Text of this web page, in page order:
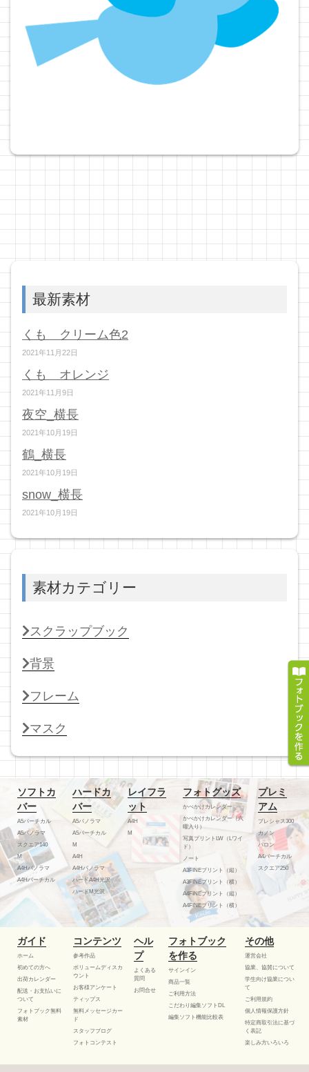
最新素材
くも クリーム色2
2021年11月22日
くも オレンジ
2021年11月9日
夜空_横長
2021年10月19日
鶴_横長
2021年10月19日
snow_横長
2021年10月19日
素材カテゴリー
スクラップブック
背景
フレーム
マスク
ソフトカ
バー
A5バーチカル
A5パノラマ
スクエア140
M
A4Hパノラマ
A4Hバーチカル
ハードカ
バー
A5パノラマ
A5バーチカル
M
A4H
A4Hパノラマ
ハードA4H光沢
ハードM光沢
レイフラ
ット
A4H
M
フォトグッズ
かべかけカレンダー
かべかけカレンダー（六
曜入り）
写真プリントLW（Lワイ
ド）
ノート
A3FINEプリント（縦）
A3FINEプリント（横）
A4FINEプリント（縦）
A4FINEプリント（横）
プレミ
アム
プレシャス300
カノン
バロン
A4バーチカル
スクエア250
ガイド
ホーム
初めての方へ
出荷カレンダー
配送・お支払いに
ついて
フォトブック無料
素材
コンテンツ
参考作品
ボリュームディスカ
ウント
お客様アンケート
ティップス
無料メッセージカー
ド
スタッフブログ
フォトコンテスト
ヘル
プ
よくある
質問
お問合せ
フォトブック
を作る
サインイン
商品一覧
ご利用方法
こだわり編集ソフトDL
編集ソフト機能比較表
その他
運営会社
協業、協賛について
学生向け協業につい
て
ご利用規約
個人情報保護方針
特定商取引法に基づ
く表記
楽しみ方いろいろ